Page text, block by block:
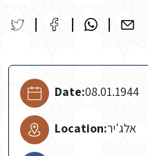
Date:08.01.1944
Location:אלג'יר